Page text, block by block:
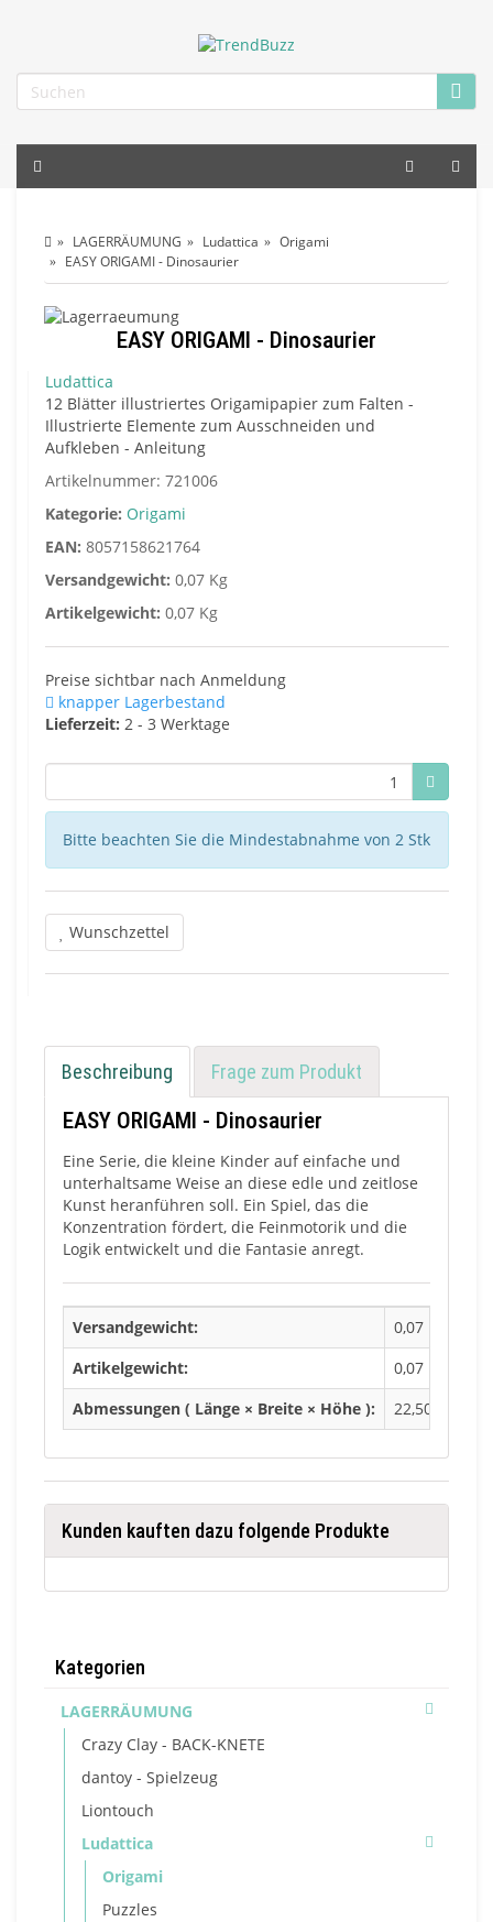
LAGERRÄUMUNG Ludattica
Origami
EASY ORIGAMI - Dinosaurier
EASY ORIGAMI - Dinosaurier
Ludattica
12 Blätter illustriertes Origamipapier zum Falten -
Illustrierte Elemente zum Ausschneiden und
Aufkleben - Anleitung
Artikelnummer: 721006
Kategorie: Origami
EAN: 8057158621764
Versandgewicht: 0,07 Kg
Artikelgewicht: 0,07 Kg
Preise sichtbar nach Anmeldung
knapper Lagerbestand
Lieferzeit: 2 - 3 Werktage
Bitte beachten Sie die Mindestabnahme von 2 Stk
Wunschzettel
Beschreibung Frage zum Produkt
EASY ORIGAMI - Dinosaurier
Eine Serie, die kleine Kinder auf einfache und
unterhaltsame Weise an diese edle und zeitlose
Kunst heranführen soll. Ein Spiel, das die
Konzentration fördert, die Feinmotorik und die
Logik entwickelt und die Fantasie anregt.
Versandgewicht:
0,07 Kg
Artikelgewicht:
0,07 Kg
Abmessungen ( Länge × Breite × Höhe ):
22,50 × 0,50
Kunden kauften dazu folgende Produkte
Kategorien
LAGERRÄUMUNG
Crazy Clay - BACK-KNETE
dantoy - Spielzeug
Liontouch
Ludattica
Origami
Puzzles